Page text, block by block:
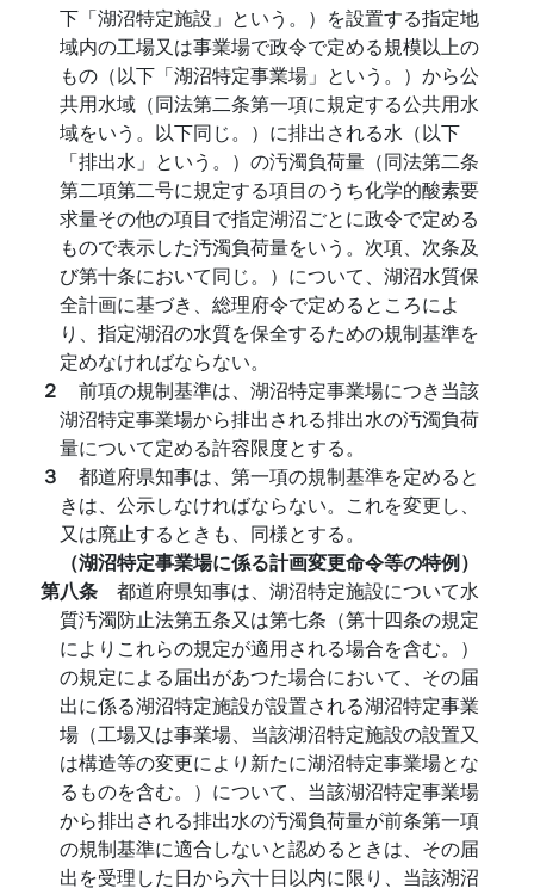
下「湖沼特定施設」という。）を設置する指定地
域内の工場又は事業場で政令で定める規模以上の
もの（以下「湖沼特定事業場」という。）から公
共用水域（同法第二条第一項に規定する公共用水
域をいう。以下同じ。）に排出される水（以下
「排出水」という。）の汚濁負荷量（同法第二条
第二項第二号に規定する項目のうち化学的酸素要
求量その他の項目で指定湖沼ごとに政令で定める
もので表示した汚濁負荷量をいう。次項、次条及
び第十条において同じ。）について、湖沼水質保
全計画に基づき、総理府令で定めるところによ
り、指定湖沼の水質を保全するための規制基準を
定めなければならない。
２ 前項の規制基準は、湖沼特定事業場につき当該
湖沼特定事業場から排出される排出水の汚濁負荷
量について定める許容限度とする。
３ 都道府県知事は、第一項の規制基準を定めると
きは、公示しなければならない。これを変更し、
又は廃止するときも、同様とする。
（湖沼特定事業場に係る計画変更命令等の特例）
第八条 都道府県知事は、湖沼特定施設について水
質汚濁防止法第五条又は第七条（第十四条の規定
によりこれらの規定が適用される場合を含む。）
の規定による届出があつた場合において、その届
出に係る湖沼特定施設が設置される湖沼特定事業
場（工場又は事業場、当該湖沼特定施設の設置又
は構造等の変更により新たに湖沼特定事業場とな
るものを含む。）について、当該湖沼特定事業場
から排出される排出水の汚濁負荷量が前条第一項
の規制基準に適合しないと認めるときは、その届
出を受理した日から六十日以内に限り、当該湖沼